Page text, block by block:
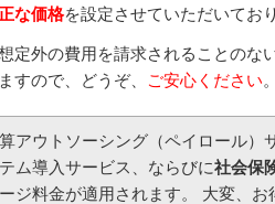
な価格を設定させていただいてお
定外の費用を請求されることのな
すので、どうぞ、
ご安心ください。
アウトソーシング（ペイロール）
ム導入サービス、ならびに社会保
ジ料金が適用されます。 大変、お